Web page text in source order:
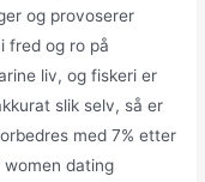
og provoserer
fred og ro på
liv, og fiskeri er
slik selv, så er
med 7% etter
women dating